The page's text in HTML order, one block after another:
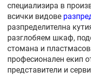
специализира в
всички видове
разпределителна
разглобяем шкаф,
стомана и
професионален екип
представители и